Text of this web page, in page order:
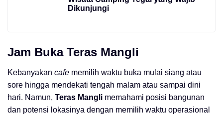
Dikunjungi
Jam Buka Teras Mangli
Kebanyakan cafe memilih waktu buka mulai siang atau
sore hingga mendekati tengah malam atau sampai dini
hari. Namun, Teras Mangli memahami posisi bangunan
dan potensi lokasinya dengan memilih waktu operasional